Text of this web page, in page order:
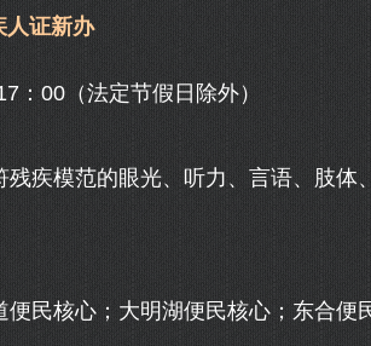
人证新办
00（法定节假日除外）
模范的眼光、听力、言语、肢体
核心；大明湖便民核心；东合便